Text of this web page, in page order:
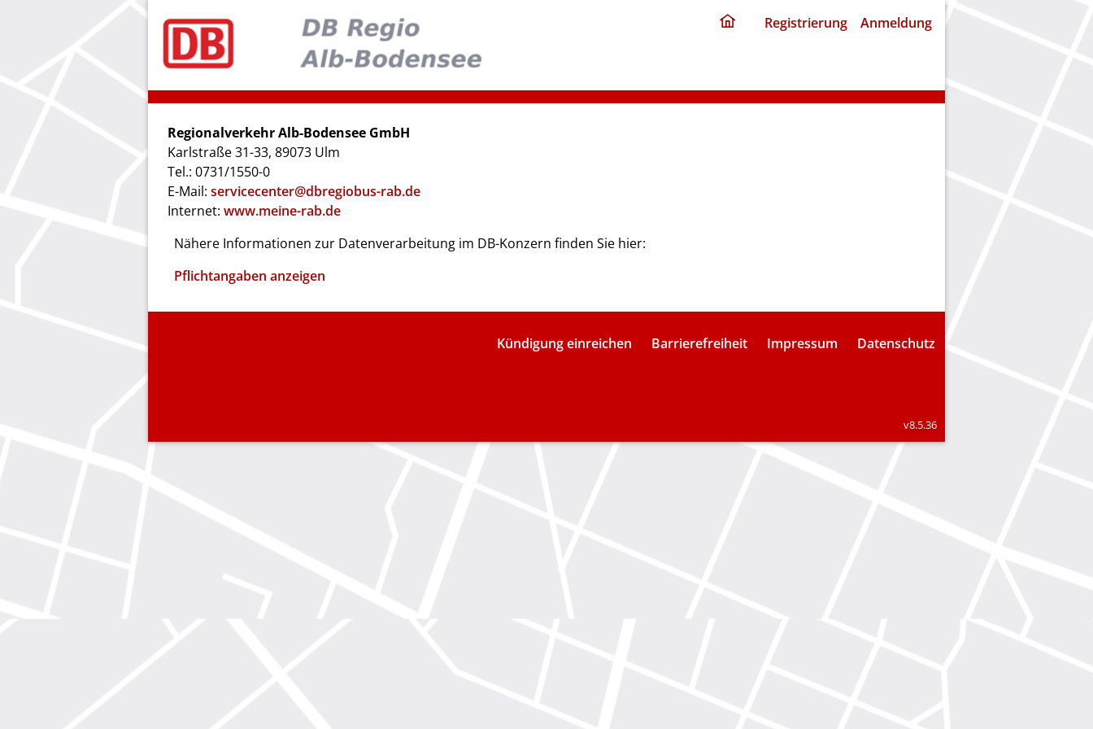
Registrierung Anmeldung
Regionalverkehr Alb-Bodensee GmbH
Karlstraße 31-33, 89073 Ulm
Tel.: 0731/1550-0
E-Mail: servicecenter@dbregiobus-rab.de
Internet: www.meine-rab.de
Nähere Informationen zur Datenverarbeitung im DB-Konzern finden Sie hier:
Pflichtangaben anzeigen
Kündigung einreichen Barrierefreiheit Impressum Datenschutz
v8.5.36